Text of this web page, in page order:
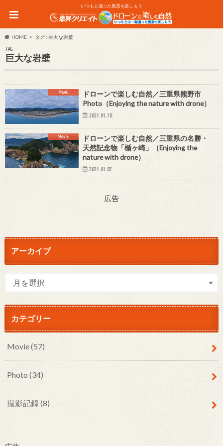
いつもと違った風景を楽しもう
HOME タグ : 巨大な岩壁
TAG
巨大な岩壁
Photo
ドローンで楽しむ自然／三重県熊野市
Photo（Enjoying the nature with drone）
2021.01.10
Movie
ドローンで楽しむ自然／三重県の名勝・
天然記念物「楯ヶ崎」（Enjoying the
nature with drone）
2021.01.07
広告
アーカイブ
カテゴリー
Movie(57)
Photo (34)
撮影記録(8)